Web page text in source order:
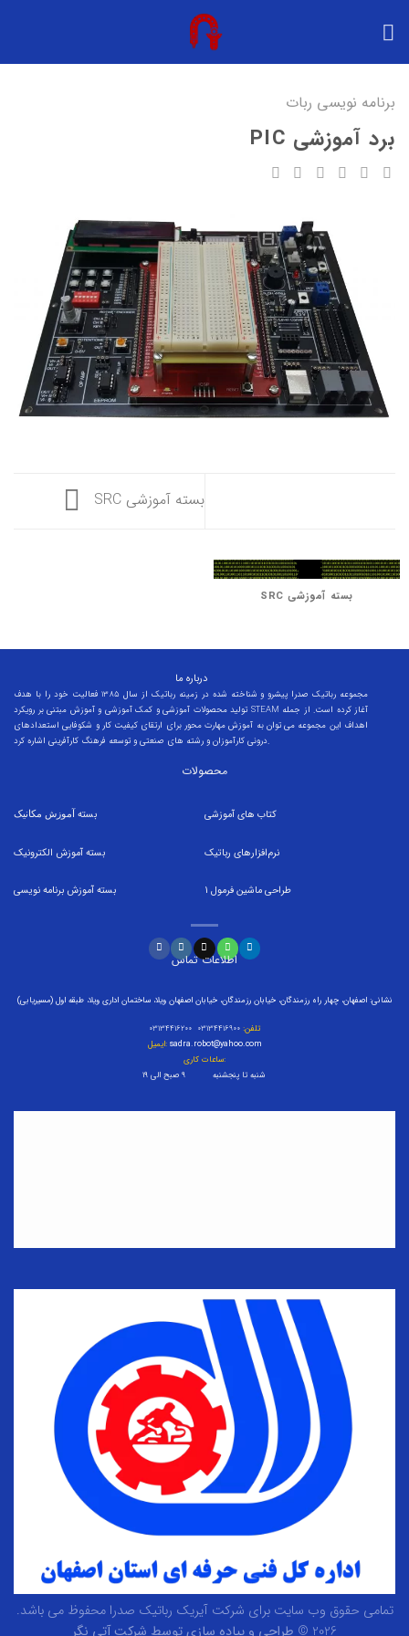
برنامه نویسی ربات
برد آموزشی PIC
بسته آموزشی SRC
بسته آموزشی SRC
درباره ما
مجموعه رباتیک صدرا پیشرو و شناخته شده در زمینه رباتیک از سال 1385 فعالیت خود را با هدف
تولید محصولات آموزشی و کمک آموزشی و آموزش مبتنی بر رویکرد STEAM آغاز کرده است. از جمله
اهداف این مجموعه می توان به آموزش مهارت محور برای ارتقای کیفیت کار و شکوفایی استعدادهای
درونی کارآموزان و رشته های صنعتی و توسعه فرهنگ کارآفرینی اشاره کرد.
محصولات
بسته آموزش مکانیک
بستهآموزش الکترونیک
بستهآموزش برنامه نویسی
کتاب های آموزشی
نرم‌افزارهای رباتیک
طراحی ماشین فرمول
اطلاعات تماس
نشانی: اصفهان، چهار راه رزمندگان، خیابان رزمندگان، خیابان اصفهان ویلا، ساختمان اداری ویلا، طبقه اول (مسیریابی)
تلفن:
ایمیل: sadra.robot@yahoo.com
ساعات کاری:
شنبه تا پنجشنبه ۹ صبح الی ۱۹
تمامی حقوق وب سایت برای شرکت آیریک رباتیک صدرا محفوظ می باشد.
2026 ©
طراحی و پیاده سازی توسط شرکت آتی نگر